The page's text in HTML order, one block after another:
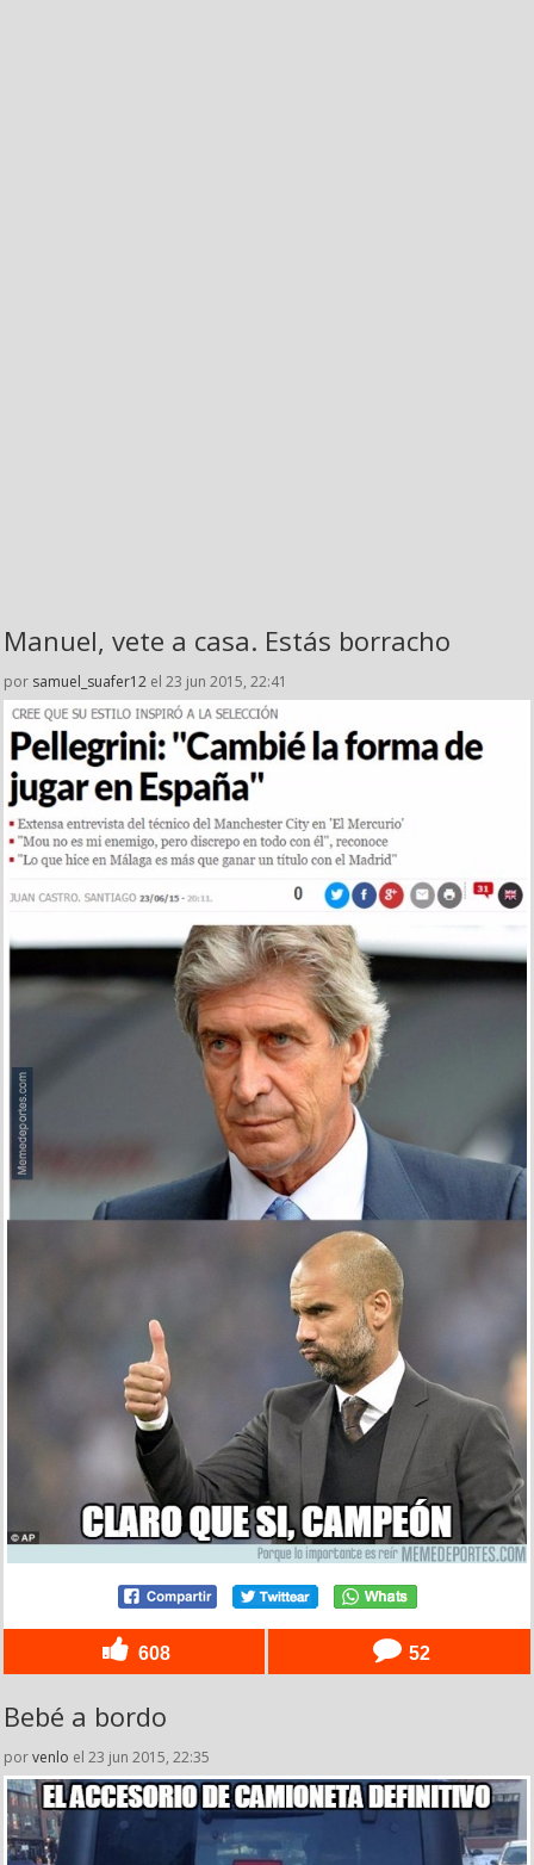
Manuel, vete a casa. Estás borracho
por samuel_suafer12 el 23 jun 2015, 22:41
608 52
Bebé a bordo
porvenlo el 23 jun 2015, 22:35